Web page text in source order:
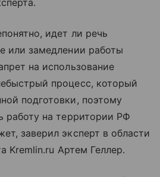
идет ли речь
или замедлении работы
на использование
процесс, который
подготовки, поэтому
работу на территории РФ
заверил эксперт в области
Kremlin.ru Артем Геллер.